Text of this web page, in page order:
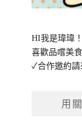
HI我是瑋瑋！
喜歡品嚐美
✓合作邀約請
用